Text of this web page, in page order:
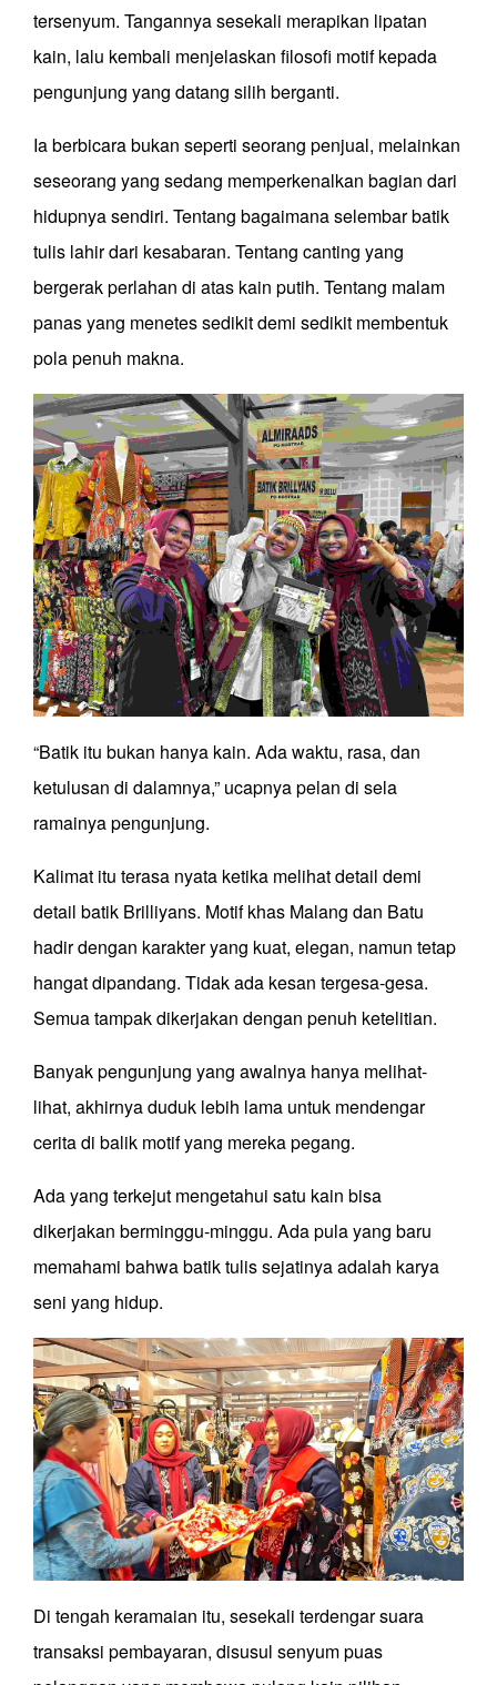
tersenyum. Tangannya sesekali merapikan lipatan
kain, lalu kembali menjelaskan filosofi motif kepada
pengunjung yang datang silih berganti.
Ia berbicara bukan seperti seorang penjual, melainkan
seseorang yang sedang memperkenalkan bagian dari
hidupnya sendiri. Tentang bagaimana selembar batik
tulis lahir dari kesabaran. Tentang canting yang
bergerak perlahan di atas kain putih. Tentang malam
panas yang menetes sedikit demi sedikit membentuk
pola penuh makna.
“Batik itu bukan hanya kain. Ada waktu, rasa, dan
ketulusan di dalamnya,” ucapnya pelan di sela
ramainya pengunjung.
Kalimat itu terasa nyata ketika melihat detail demi
detail batik Brilliyans. Motif khas Malang dan Batu
hadir dengan karakter yang kuat, elegan, namun tetap
hangat dipandang. Tidak ada kesan tergesa-gesa.
Semua tampak dikerjakan dengan penuh ketelitian.
Banyak pengunjung yang awalnya hanya melihat-
lihat, akhirnya duduk lebih lama untuk mendengar
cerita di balik motif yang mereka pegang.
Ada yang terkejut mengetahui satu kain bisa
dikerjakan berminggu-minggu. Ada pula yang baru
memahami bahwa batik tulis sejatinya adalah karya
seni yang hidup.
Di tengah keramaian itu, sesekali terdengar suara
transaksi pembayaran, disusul senyum puas